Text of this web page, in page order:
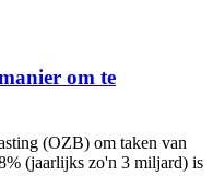
om te
(OZB) om taken van
(jaarlijks zo'n 3 miljard) is